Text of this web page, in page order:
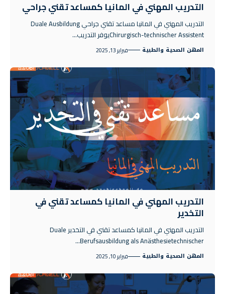
التدريب المهني في المانيا كمساعد تقني جراحي
التدريب المهني في المانيا مساعد تقني جراحي Duale Ausbildung
Chirurgisch-technischer Assistentيوفر التدريب…
المهن الصحية والطبية فبراير 13, 2025
التدريب المهني في المانيا كمساعد تقني في
التخدير
التدريب المهني في المانيا كمساعد تقني في التخدير Duale
Berufsausbildung als Anästhesietechnischer…
المهن الصحية والطبية فبراير 10, 2025